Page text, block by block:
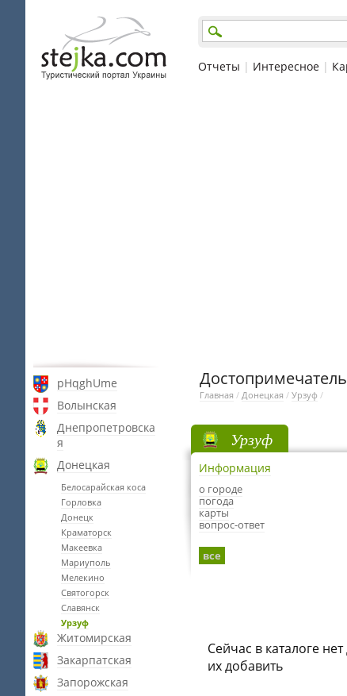
Отчеты | Интересное |
pHqghUme
Волынская
Днепропетровска
я
Донецкая
Белосарайская коса
Горловка
Донецк
Краматорск
Макеевка
Мариуполь
Мелекино
Святогорск
Славянск
Урзуф
Житомирская
Закарпатская
Запорожская
Главная / Донецкая / Урзуф /
Урзуф
Информация
о городе
погода
карты
вопрос-ответ
все
Сейчас в каталоге
их добавить